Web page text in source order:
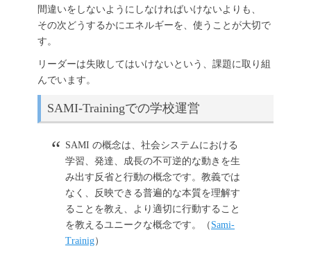
間違いをしないようにしなければいけないよりも、
その次どうするかにエネルギーを、使うことが大切で
す。
リーダーは失敗してはいけないという、課題に取り組
んでいます。
SAMI-Trainingでの学校運営
SAMI の概念は、社会システムにおける
学習、発達、成長の不可逆的な動きを生
み出す反省と行動の概念です。教義では
なく、反映できる普遍的な本質を理解す
ることを教え、より適切に行動すること
を教えるユニークな概念です。（ Sami-
Trainig）